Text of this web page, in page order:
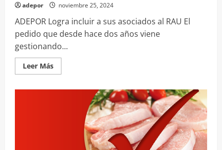
adepor noviembre 25, 2024
ADEPOR Logra incluir a sus asociados al RAU El
pedido que desde hace dos años viene
gestionando...
Leer MásLeer
más
ASOCIADOS